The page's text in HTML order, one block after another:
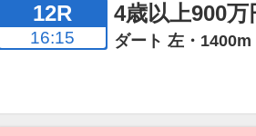
12R
16:15
4歳以上900万
ダート 左・1400m